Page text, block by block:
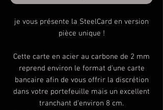
je vous présente la SteelCard en version
pièce unique !
Cette carte en acier au carbone de 2 mm
reprend environ le format d'une carte
bancaire afin de vous offrir la discrétion
dans votre portefeuille mais un excellent
tranchant d'environ 8 cm.